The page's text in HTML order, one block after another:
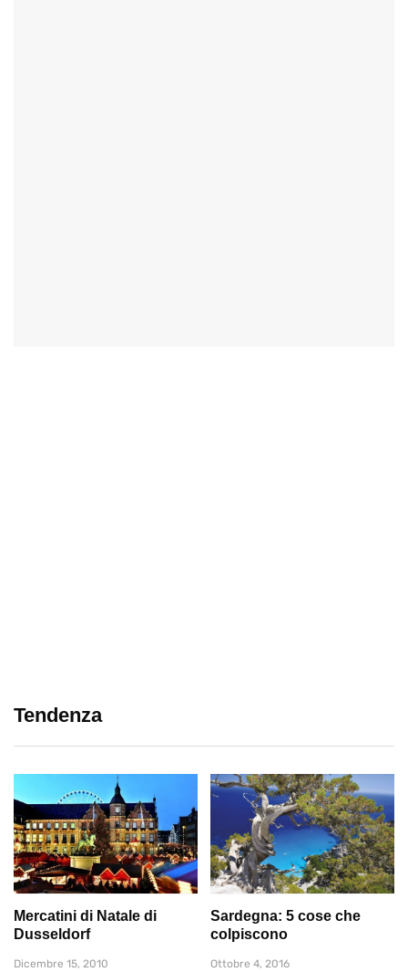
Tendenza
Mercatini di Natale di
Dusseldorf
Dicembre 15, 2010
Sardegna: 5 cose che
colpiscono
Ottobre 4, 2016